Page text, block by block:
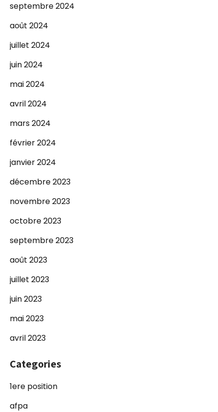
septembre 2024
août 2024
juillet 2024
juin 2024
mai 2024
avril 2024
mars 2024
février 2024
janvier 2024
décembre 2023
novembre 2023
octobre 2023
septembre 2023
août 2023
juillet 2023
juin 2023
mai 2023
avril 2023
Categories
1ere position
afpa